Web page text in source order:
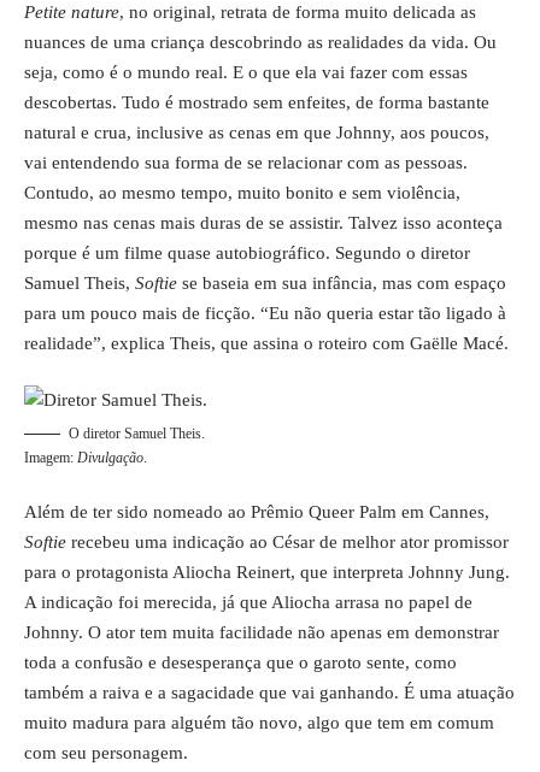
Petite nature, no original, retrata de forma muito delicada as
nuances de uma criança descobrindo as realidades da vida. Ou
seja, como é o mundo real. E o que ela vai fazer com essas
descobertas. Tudo é mostrado sem enfeites, de forma bastante
natural e crua, inclusive as cenas em que Johnny, aos poucos,
vai entendendo sua forma de se relacionar com as pessoas.
Contudo, ao mesmo tempo, muito bonito e sem violência,
mesmo nas cenas mais duras de se assistir. Talvez isso aconteça
porque é um filme quase autobiográfico. Segundo o diretor
Samuel Theis, Softie se baseia em sua infância, mas com espaço
para um pouco mais de ficção. “Eu não queria estar tão ligado à
realidade”, explica Theis, que assina o roteiro com Gaëlle Macé.
O diretor Samuel Theis.
Imagem: Divulgação.
Além de ter sido nomeado ao Prêmio Queer Palm em Cannes,
Softie recebeu uma indicação ao César de melhor ator promissor
para o protagonista Aliocha Reinert, que interpreta Johnny Jung.
A indicação foi merecida, já que Aliocha arrasa no papel de
Johnny. O ator tem muita facilidade não apenas em demonstrar
toda a confusão e desesperança que o garoto sente, como
também a raiva e a sagacidade que vai ganhando. É uma atuação
muito madura para alguém tão novo, algo que tem em comum
com seu personagem.